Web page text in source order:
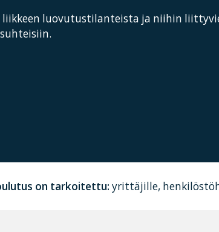
liikkeen luovutustilanteista ja niihin
on tarkoitettu: yrittäjille,